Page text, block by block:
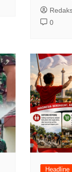
0
Headline